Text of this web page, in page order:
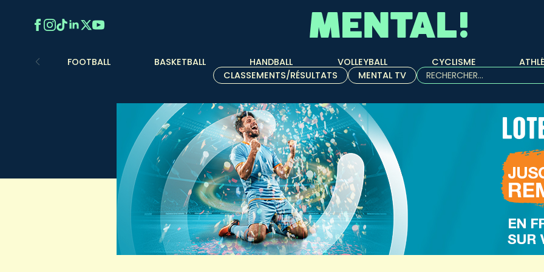
FOOTBALL BASKETBALL HANDBALL VOLLEYBALL CYCLISME
CLASSEMENTS/RÉSULTATS
MENTAL TV
Rechercher :